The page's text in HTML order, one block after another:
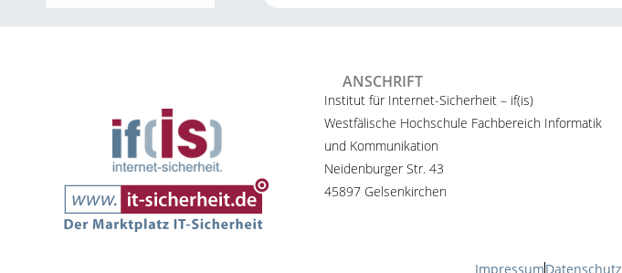
ANSCHRIFT
Institut für Internet-Sicherheit – if(is)
Westfälische Hochschule Fachbereich Informatik
und Kommunikation
Neidenburger Str. 43
45897 Gelsenkirchen
ImpressumDatenschutz